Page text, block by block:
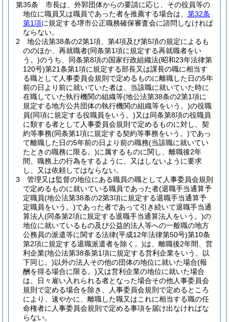
第35条
市長は、外郭団体からの要請に応じ、その役員等の
地位に職員又は職員であった者を推薦する場合は、 第32条
第1項に規定する堺市公正職務確保審査会に諮問しなければ
ならない。
2
地公法第38条の2第1項、第4項及び第5項の規定によるも
ののほか、再就職者(同条第1項に規定する再就職者をい
う。)のうち、同条第8項の国家行政組織法(昭和23年法律第
120号)第21条第1項に規定する部長又は課長の職に相当す
る職として人事委員会規則で定めるものに離職した日の5年
前の日より前に就いていた者は、当該職に就いていた時に
在職していた執行機関の組織等(地公法第38条の2第1項に
規定する地方公共団体の執行機関の組織等をいう。)の役職
員(同項に規定する役職員をいう。)又は同条第8項の役職員
に類する者として人事委員会規則で定めるものに対し、契
約等事務(同条第1項に規定する契約等事務をいう。)であっ
て離職した日の5年前の日より前の職務(当該職に就いてい
たときの職務に限る。)に属するものに関し、離職後2年
間、職務上の行為をするように、又はしないように要求
し、又は依頼してはならない。
3
管理又は監督の地位にある職員の職として人事委員会規則
で定めるものに就いている職員であった者(退職手当通算予
定職員(地公法第38条の2第3項に規定する退職手当通算予
定職員をいう。)であった者であって引き続いて退職手当通
算法人(同条第2項に規定する退職手当通算法人をいう。)の
地位に就いているもの及び公益的法人等への一般職の地方
公務員の派遣等に関する法律(平成12年法律第50号)第10条
第2項に規定する退職派遣者を除く。)は、離職後2年間、営
利企業(地公法第38条第1項に規定する営利企業をいう。以
下同じ。)以外の法人その他の団体の地位に就いた場合(報
酬を得る場合に限る。)又は営利企業の地位に就いた場合
は、日々雇い入れられる者となった場合その他人事委員会
規則で定める場合を除き、人事委員会規則で定めるところ
により、速やかに、離職した職又はこれに相当する職の任
命権者に人事委員会規則で定める事項を届け出なければな
らない。